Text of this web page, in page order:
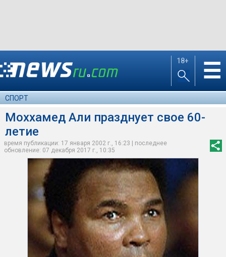
18+ ☰
СПОРТ
Моххамед Али празднует свое 60-
летие
время публикации: 17 января 2002 г., 16:23 | последнее
обновление: 07 декабря 2017 г., 10:35